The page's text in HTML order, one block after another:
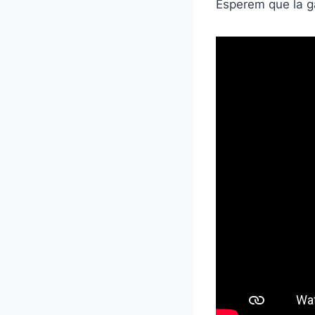
Esperem que la